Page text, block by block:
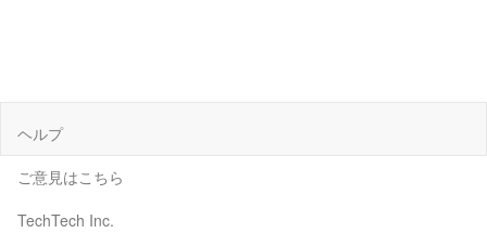
ヘルプ
ご意見はこちら
TechTech Inc.